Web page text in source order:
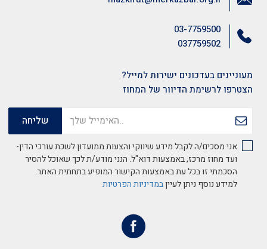
03-7759500
037759502
מעוניינים בעדכונים ישירות למייל?
הצטרפו לרשימת הדיוור של המחוז
אני מסכים/ה לקבל מידע שיווקי והצעות ממועדון לשכת עורכי הדין-
ועד מחוז מרכז, באמצעות דוא"ל. הנני מודע/ת לכך שאוכל להסיר
הסכמתי זו בכל עת באמצעות הקישור המופיע בתחתית האתר.
למידע נוסף ניתן לעייןבמדיניות הפרטיות